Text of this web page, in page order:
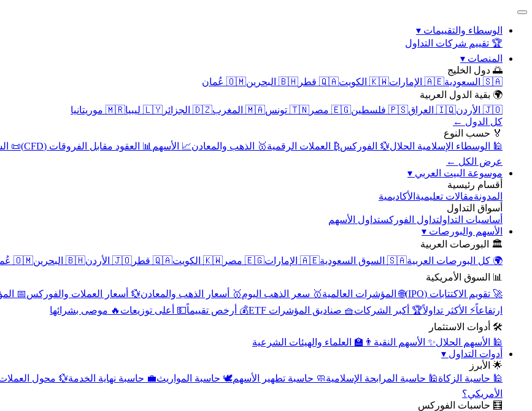
الوسطاء والتقييمات ▾
🏆 تقييم شركات التداول
المنصات ▾
🌅 دول الخليج
🇸🇦 السعودية
🇦🇪 الإمارات 🇰🇼 الكويت 🇶🇦 قطر 🇧🇭 البحرين
🇴🇲 عُمان
🌍 بقية الدول العربية
🇯🇴 الأردن
🇮🇶 العراق 🇵🇸 فلسطين 🇪🇬 مصر 🇹🇳 تونس 🇲🇦 المغرب 🇩🇿 الجزائر 🇱🇾 ليبيا
🇲🇷 موريتانيا
كل الدول ←
🏅 حسب النوع
🕌 الوسطاء الإسلامية الحلال💱 الفوركس₿ العملات الرقمية🥇 الذهب والمعادن📈 الأسهم 📊 العقود مقابل الفروقات (CFD)
📜
عرض الكل ←
موسوعة البيت العربي ▾
أقسام رئيسية
المدونةمقالات تعليمية الأكاديمية
أسواق التداول
أساسيات التداولتداول الفوركستداول الأسهم
الأسهم والبورصات ▾
🏛️ البورصات العربية
🌍 كل البورصات العربية🇸🇦 السوق السعودية 🇦🇪 الإمارات 🇪🇬 مصر 🇰🇼 الكويت 🇶🇦 قطر 🇯🇴 الأردن 🇧🇭 البحرين 🇴🇲 عُمان
📊 السوق الأمريكية
🚀 تقويم الاكتتابات (IPO)
🌐 المؤشرات العالمية🥇 سعر الذهب اليوم🥇 أسعار الذهب والمعادن💱 أسعار العملات والفوركس📅
ارتفاعاً⚡ الأكثر تداولاً🏆 أكبر الشركات🧺 صناديق المؤشرات ETF 💰 أرخص تقييماً💵 أعلى توزيعات 🔥 موصى بشرائها
🛠️ أدوات الاستثمار
🕌 الأسهم الحلال✨ الأسهم النقية 👨‍🏫 العلماء والهيئات الشرعية
أدوات التداول ▾
🌟 الأبرز
🕌 حاسبة الزكاة🕌 حاسبة المرابحة الإسلامية🧼 حاسبة تطهير الأسهم🕊️ حاسبة المواريث💼 حاسبة نهاية الخدمة💱 محول
الأمريكي؟
🧮 حاسبات الفوركس